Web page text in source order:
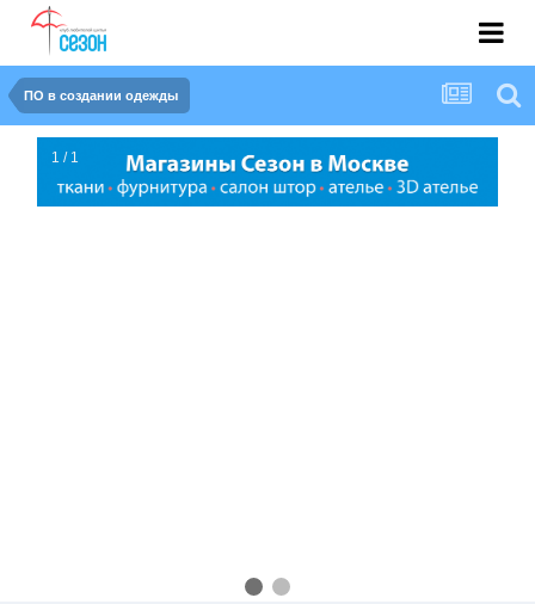
ПО в создании одежды
1 / 1